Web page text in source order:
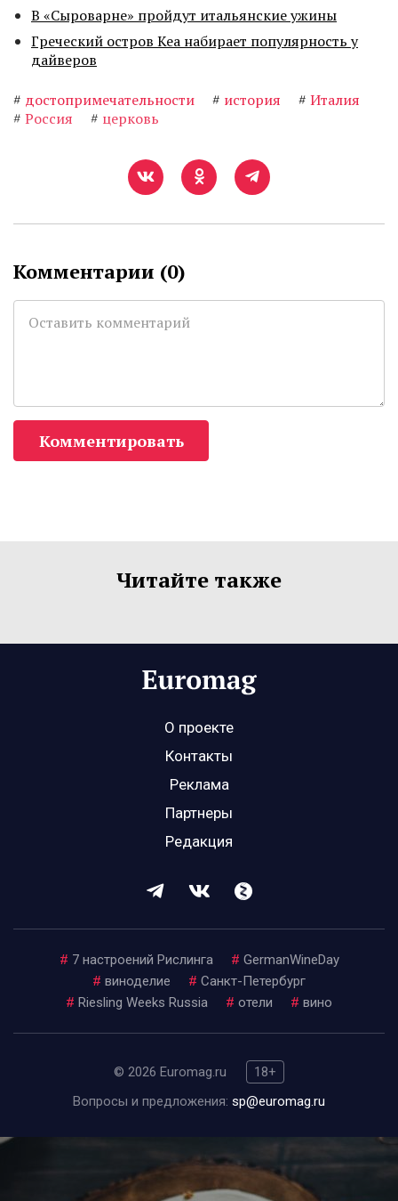
В «Сыроварне» пройдут итальянские ужины
Греческий остров Кеа набирает популярность у
дайверов
# достопримечательности # история # Италия
# Россия # церковь
Комментарии (0)
Комментировать
Читайте также
О проекте
Контакты
Реклама
Партнеры
Редакция
# 7 настроений Рислинга # GermanWineDay
# виноделие # Санкт-Петербург
# Riesling Weeks Russia # отели # вино
© 2026 Euromag.ru
18+
Вопросы и предложения: sp@euromag.ru